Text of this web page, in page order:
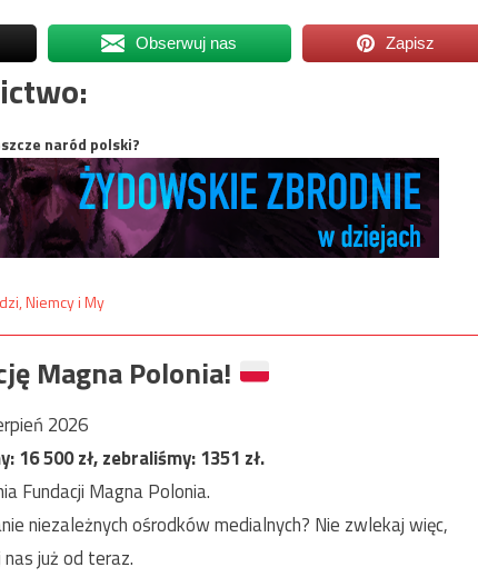
Obserwuj nas Zapisz
naród polski?
Magna Polonia!
2026
16 500zł, zebraliśmy:1351 zł.
Fundacji Magna Polonia.
niezależnych ośrodków medialnych? Nie zwlekaj więc,
już od teraz.